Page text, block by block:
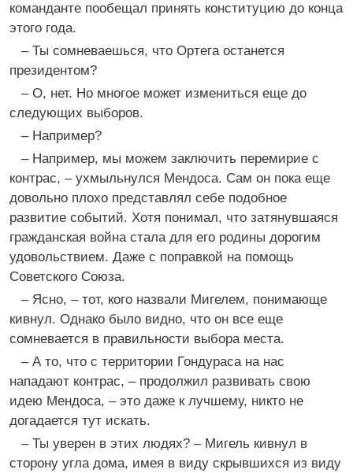
команданте пообещал принять конституцию до конца
этого года.
– Ты сомневаешься, что Ортега останется
президентом?
– О, нет. Но многое может измениться еще до
следующих выборов.
– Например?
– Например, мы можем заключить перемирие с
контрас, – ухмыльнулся Мендоса. Сам он пока еще
довольно плохо представлял себе подобное
развитие событий. Хотя понимал, что затянувшаяся
гражданская война стала для его родины дорогим
удовольствием. Даже с поправкой на помощь
Советского Союза.
– Ясно, – тот, кого назвали Мигелем, понимающе
кивнул. Однако было видно, что он все еще
сомневается в правильности выбора места.
– А то, что с территории Гондураса на нас
нападают контрас, – продолжил развивать свою
идею Мендоса, – это даже к лучшему, никто не
догадается тут искать.
– Ты уверен в этих людях? – Мигель кивнул в
сторону угла дома, имея в виду скрывшихся из виду